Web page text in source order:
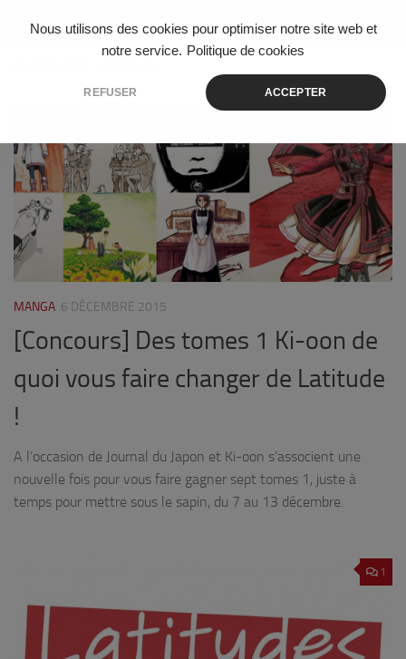
Nous utilisons des cookies pour optimiser notre site web et
notre service. Politique de cookies
REFUSER ACCEPTER
Skip to content
MANGA 6 DÉCEMBRE 2015
[Concours] Des tomes 1 Ki-oon de
quoi vous faire changer de Latitude
!
A l’occasion de Journal du Japon et Ki-oon s’associent une
nouvelle fois pour vous faire gagner sept tomes 1, juste à
temps pour mettre sous le sapin, du 7 au 13 décembre.
1